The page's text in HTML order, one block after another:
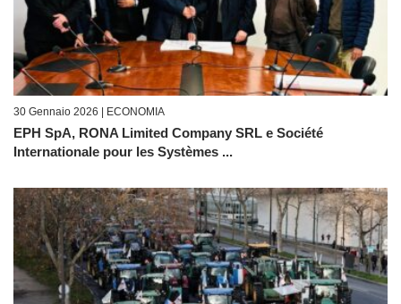
30 Gennaio 2026 | ECONOMIA
EPH SpA, RONA Limited Company SRL e Société
Internationale pour les Systèmes ...